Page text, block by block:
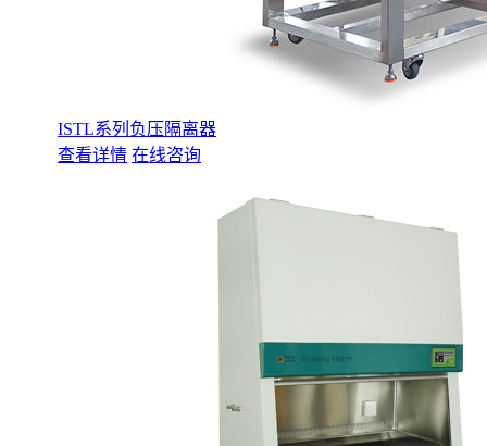
ISTL系列负压隔离器
查看详情 在线咨询